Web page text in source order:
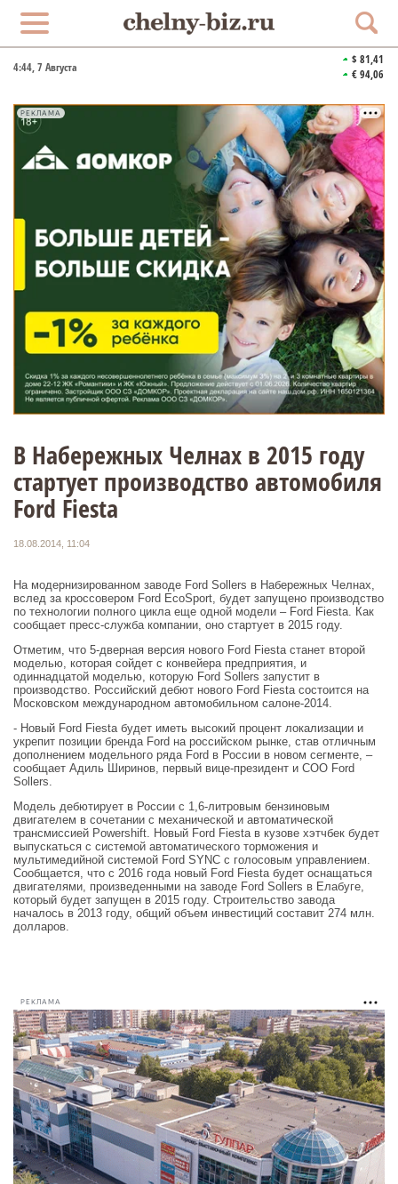
4:44, 7 Августа
$ 81,41
€ 94,06
РЕКЛАМА
В Набережных Челнах в 2015 году
стартует производство автомобиля
Ford Fiesta
18.08.2014, 11:04
На модернизированном заводе Ford Sollers в Набережных Челнах,
вслед за кроссовером Ford EcoSport, будет запущено производство
по технологии полного цикла еще одной модели – Ford Fiesta. Как
сообщает пресс-служба компании, оно стартует в 2015 году.
Отметим, что 5-дверная версия нового Ford Fiesta станет второй
моделью, которая сойдет с конвейера предприятия, и
одиннадцатой моделью, которую Ford Sollers запустит в
производство. Российский дебют нового Ford Fiesta состоится на
Московском международном автомобильном салоне-2014.
- Новый Ford Fiesta будет иметь высокий процент локализации и
укрепит позиции бренда Ford на российском рынке, став отличным
дополнением модельного ряда Ford в России в новом сегменте, –
сообщает Адиль Ширинов, первый вице-президент и COO Ford
Sollers.
Модель дебютирует в России с 1,6-литровым бензиновым
двигателем в сочетании с механической и автоматической
трансмиссией Powershift. Новый Ford Fiesta в кузове хэтчбек будет
выпускаться с системой автоматического торможения и
мультимедийной системой Ford SYNC с голосовым управлением.
Сообщается, что с 2016 года новый Ford Fiesta будет оснащаться
двигателями, произведенными на заводе Ford Sollers в Елабуге,
который будет запущен в 2015 году. Строительство завода
началось в 2013 году, общий объем инвестиций составит 274 млн.
долларов.
РЕКЛАМА